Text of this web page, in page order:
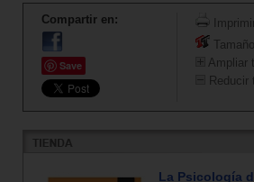
Compartir en:
Save
Ampliar
Reducir
La Psicología